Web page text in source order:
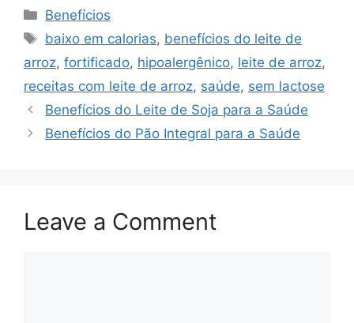
Categories
Benefícios
Tags
baixo em calorias, benefícios do leite de
arroz, fortificado, hipoalergênico, leite de arroz,
receitas com leite de arroz, saúde, sem lactose
Benefícios do Leite de Soja para a Saúde
Benefícios do Pão Integral para a Saúde
Leave a Comment